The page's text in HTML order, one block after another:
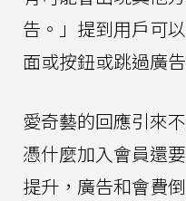
告。」提到用戶可
面或按鈕或跳過廣
愛奇藝的回應引來
憑什麼加入會員還
提升，廣告和會費